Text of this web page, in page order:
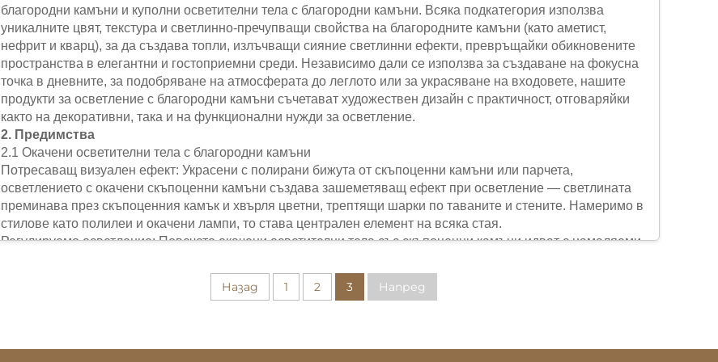
Барок стил модерна
сватбена и дневна
стая лампа /
Класическа луксозна
лампа-1
благородни камъни и куполни осветителни тела с благородни камъни. Всяка подкатегория използва
уникалните цвят, текстура и светлинно-пречупващи свойства на благородните камъни (като аметист,
нефрит и кварц), за да създава топли, излъчващи сияние светлинни ефекти, превръщайки обикновените
пространства в елегантни и гостоприемни среди. Независимо дали се използва за създаване на фокусна
точка в дневните, за подобряване на атмосферата до леглото или за украсяване на входовете, нашите
продукти за осветление с благородни камъни съчетават художествен дизайн с практичност, отговаряйки
както на декоративни, така и на функционални нужди за осветление.
2. Предимства
2.1 Окачени осветителни тела с благородни камъни
Потресаващ визуален ефект: Украсени с полирани бижута от скъпоценни камъни или парчета,
осветлението с окачени скъпоценни камъни създава зашеметяващ ефект при осветление — светлината
преминава през скъпоценния камък и хвърля цветни, трептящи шарки по таваните и стените. Намеримо в
стилове като полилеи и окачени лампи, то става централен елемент на всяка стая.
Регулируемо осветление: Повечето окачени осветителни тела със скъпоценни камъни идват с намаляеми
(идеално за вечеря) до ярко работно осветление (подходящо за кухненски острови). Тази гъвкавост
позволява адаптиране към различни дейности и настроения.
повърхност, като тесни трапезарии или входни фоайета.
Назад 1 2 3 Напред